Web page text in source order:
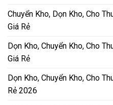
Chuyển Kho, Dọn Kho, Cho
Giá Rẻ
Dọn Kho, Chuyển Kho, Cho
Giá Rẻ
Dọn Kho, Chuyển Kho, Cho
Rẻ 2026